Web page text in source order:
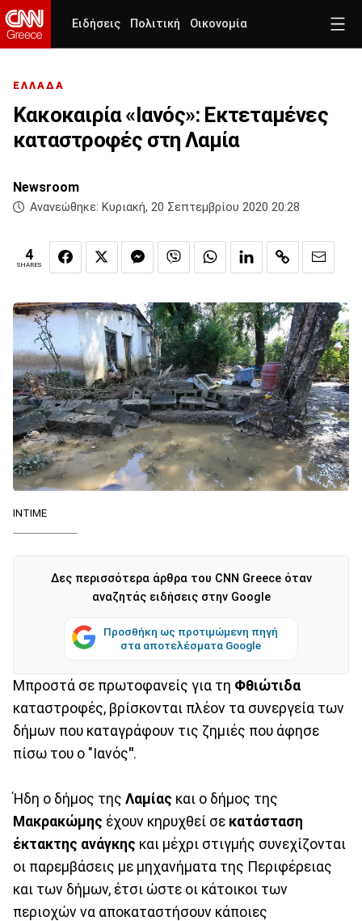
Ειδήσεις Πολιτική Οικονομία
ΕΛΛΑΔΑ
Κακοκαιρία «Ιανός»: Εκτεταμένες
καταστροφές στη Λαμία
Newsroom
Ανανεώθηκε: Κυριακή, 20 Σεπτεμβρίου 2020 20:28
4
SHARES
ΙΝΤΙΜΕ
Δες περισσότερα άρθρα του CNN Greece όταν
αναζητάς ειδήσεις στην Google
Προσθήκη ως προτιμώμενη πηγή
στα αποτελέσματα Google
Μπροστά σε πρωτοφανείς για τη Φθιώτιδα
καταστροφές, βρίσκονται πλέον τα συνεργεία των
δήμων που καταγράφουν τις ζημιές που άφησε
πίσω του ο "Ιανός".
Ήδη ο δήμος της Λαμίας και ο δήμος της
Μακρακώμης έχουν κηρυχθεί σε κατάσταση
έκτακτης ανάγκης και μέχρι στιγμής συνεχίζονται
οι παρεμβάσεις με μηχανήματα της Περιφέρειας
και των δήμων, έτσι ώστε οι κάτοικοι των
περιοχών να αποκαταστήσουν κάποιες